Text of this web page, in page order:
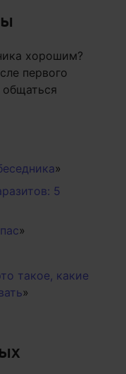
хорошим?
первого
»
5
»
такое, какие
»